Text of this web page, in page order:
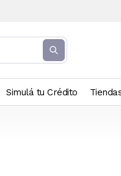
Simulá tu Crédito